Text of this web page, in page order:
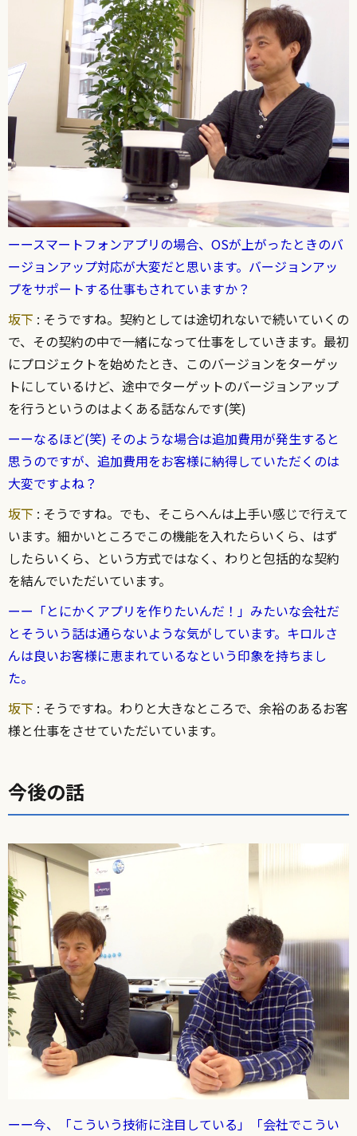
ーースマートフォンアプリの場合、OSが上がったときのバ
ージョンアップ対応が大変だと思います。バージョンアッ
プをサポートする仕事もされていますか？
坂下 : そうですね。契約としては途切れないで続いていくの
で、その契約の中で一緒になって仕事をしていきます。最初
にプロジェクトを始めたとき、このバージョンをターゲッ
トにしているけど、途中でターゲットのバージョンアップ
を行うというのはよくある話なんです(笑)
ーーなるほど(笑) そのような場合は追加費用が発生すると
思うのですが、追加費用をお客様に納得していただくのは
大変ですよね？
坂下 : そうですね。でも、そこらへんは上手い感じで行えて
います。細かいところでこの機能を入れたらいくら、はず
したらいくら、という方式ではなく、わりと包括的な契約
を結んでいただいています。
ーー「とにかくアプリを作りたいんだ！」みたいな会社だ
とそういう話は通らないような気がしています。キロルさ
んは良いお客様に恵まれているなという印象を持ちまし
た。
坂下 : そうですね。わりと大きなところで、余裕のあるお客
様と仕事をさせていただいています。
今後の話
ーー今、「こういう技術に注目している」「会社でこうい